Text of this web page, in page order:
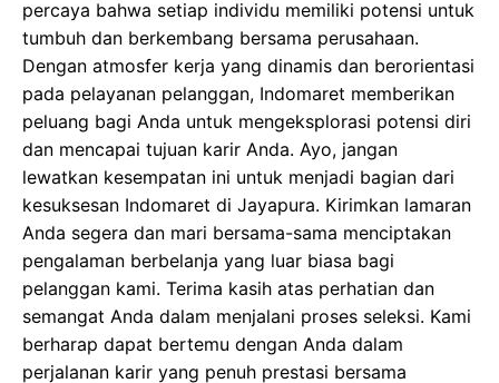
percaya bahwa setiap individu memiliki potensi untuk
tumbuh dan berkembang bersama perusahaan.
Dengan atmosfer kerja yang dinamis dan berorientasi
pada pelayanan pelanggan, Indomaret memberikan
peluang bagi Anda untuk mengeksplorasi potensi diri
dan mencapai tujuan karir Anda. Ayo, jangan
lewatkan kesempatan ini untuk menjadi bagian dari
kesuksesan Indomaret di Jayapura. Kirimkan lamaran
Anda segera dan mari bersama-sama menciptakan
pengalaman berbelanja yang luar biasa bagi
pelanggan kami. Terima kasih atas perhatian dan
semangat Anda dalam menjalani proses seleksi. Kami
berharap dapat bertemu dengan Anda dalam
perjalanan karir yang penuh prestasi bersama